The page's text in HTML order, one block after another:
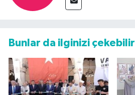
Bunlar da ilginizi çekebilir